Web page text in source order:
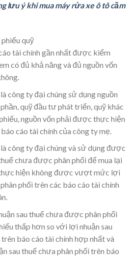
lưu ý khi mua máy rửa xe ô tô cầm
quỹ
tài chính gần nhất được kiểm
có đủ khả năng và đủ nguồn vốn
công ty đại chúng sử dụng nguồn
quỹ đầu tư phát triển, quỹ khác
nguồn vốn phải được thực hiện
cáo tài chính của công ty mẹ.
công ty đại chúng và sử dụng được
chưa được phân phối để mua lại
hiện không được vượt mức lợi
phối trên các báo cáo tài chính
sau thuế chưa được phân phối
thấp hơn so với lợi nhuận sau
báo cáo tài chính hợp nhất và
sau thuế chưa phân phối trên báo